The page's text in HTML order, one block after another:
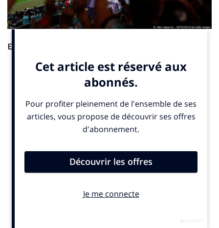
E-sport.
d’un accord de partenariat. Cet engagement, qui s’inscrit sur
plusieurs années, permettra d’intégrer dans EA FC 26 deux
Championnat d’Europe féminin. Publié jeudi 18 septembre
2025, le communiqué officiel précise que cette collaboration
vise à renforcer la visibilité du football féminin dans l’univers du
© SportBusiness.Club – Septembre 2025